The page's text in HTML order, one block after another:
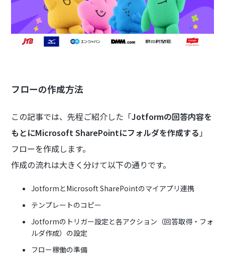
フローの作成方法
この記事では、先程ご紹介した「Jotformの回答内容を
もとにMicrosoft SharePointにフォルダを作成する 」
フローを作成します。
作成の流れは大きく分けて以下の通りです。
JotformとMicrosoft SharePointのマイアプリ連携
テンプレートのコピー
Jotformのトリガー設定と各アクション（回答取得・フォ
ルダ作成）の設定
フロー稼働の準備